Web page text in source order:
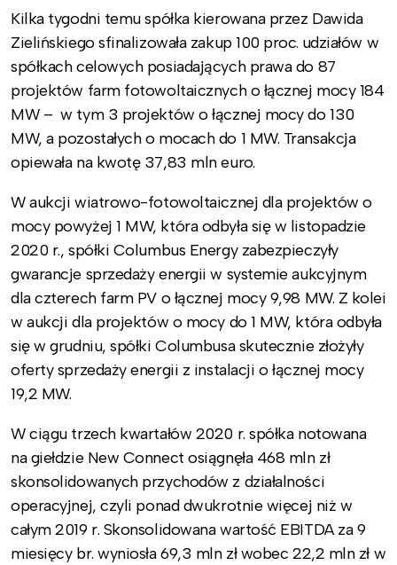
Kilka tygodni temu spółka kierowana przez Dawida
Zielińskiego sfinalizowała zakup 100 proc. udziałów w
spółkach celowych posiadających prawa do 87
projektów farm fotowoltaicznych o łącznej mocy 184
MW – w tym 3 projektów o łącznej mocy do 130
MW, a pozostałych o mocach do 1 MW. Transakcja
opiewała na kwotę 37,83 mln euro.
W aukcji wiatrowo-fotowoltaicznej dla projektów o
mocy powyżej 1 MW, która odbyła się w listopadzie
2020 r., spółki Columbus Energy zabezpieczyły
gwarancje sprzedaży energii w systemie aukcyjnym
dla czterech farm PV o łącznej mocy 9,98 MW. Z kolei
w aukcji dla projektów o mocy do 1 MW, która odbyła
się w grudniu, spółki Columbusa skutecznie złożyły
oferty sprzedaży energii z instalacji o łącznej mocy
19,2 MW.
W ciągu trzech kwartałów 2020 r. spółka notowana
na giełdzie New Connect osiągnęła 468 mln zł
skonsolidowanych przychodów z działalności
operacyjnej, czyli ponad dwukrotnie więcej niż w
całym 2019 r. Skonsolidowana wartość EBITDA za 9
miesięcy br. wyniosła 69,3 mln zł wobec 22,2 mln zł w